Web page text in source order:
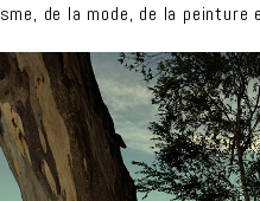
de la mode, de la peinture